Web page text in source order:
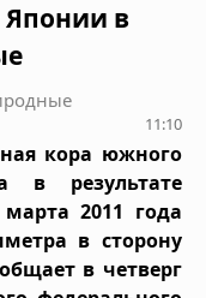
Японии в
11:10
кора южного
в результате
2011 года
в сторону
в четверг